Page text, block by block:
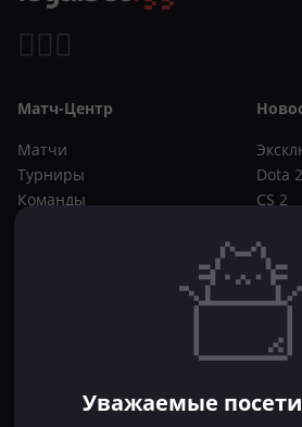
Матч-Центр
Матчи
Турниры
Команды
Dota 2
CS 2
CS 2
ФрибетыУважаемые